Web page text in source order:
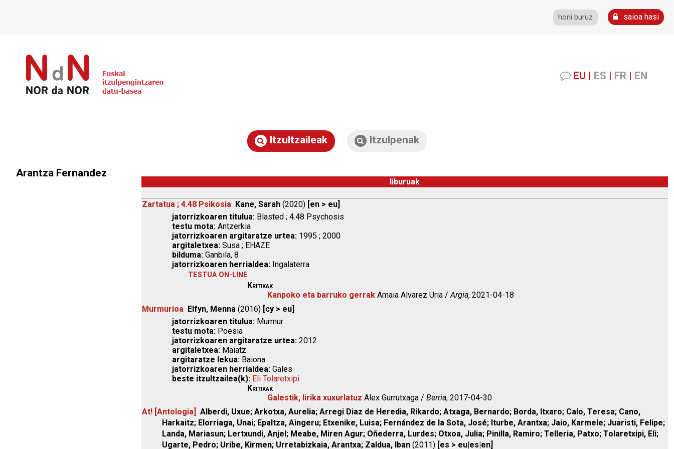
honi buruz saioa hasi
EU | ES | FR | EN
Itzultzaileak Itzulpenak
Arantza Fernandez
liburuak
Zartatua ; 4.48 Psikosia Kane, Sarah (2020) [en > eu]
jatorrizkoaren titulua: Blasted ; 4.48 Psychosis
testu mota: Antzerkia
jatorrizkoaren argitaratze urtea: 1995 ; 2000
argitaletxea: Susa ; EHAZE
bilduma: Ganbila, 8
jatorrizkoaren herrialdea: Ingalaterra
TESTUA ON-LINE
Kritikak
Kanpoko eta barruko gerrak Amaia Alvarez Uria /Argia, 2021-04-18
Murmurioa Elfyn, Menna (2016) [cy > eu]
jatorrizkoaren titulua: Murmur
testu mota: Poesia
jatorrizkoaren argitaratze urtea: 2012
argitaletxea: Maiatz
argitaratze lekua: Baiona
jatorrizkoaren herrialdea: Gales
beste itzultzailea(k): Eli Tolaretxipi
Kritikak
Galestik, lirika xuxurlatuz Alex Gurrutxaga / Berria, 2017-04-30
At! [Antologia] Alberdi, Uxue; Arkotxa, Aurelia; Arregi Diaz de Heredia, Rikardo; Atxaga, Bernardo; Borda, Itxaro; Calo, Teresa; Cano,
Harkaitz; Elorriaga, Unai; Epaltza, Aingeru; Etxenike, Luisa; Fernández de la Sota, José; Iturbe, Arantxa; Jaio, Karmele; Juaristi, Felipe;
Landa, Mariasun; Lertxundi, Anjel; Meabe, Miren Agur; Oñederra, Lurdes; Otxoa, Julia; Pinilla, Ramiro; Telleria, Patxo; Tolaretxipi, Eli;
Ugarte, Pedro; Uribe, Kirmen; Urretabizkaia, Arantxa; Zaldua, Iban (2011) [es > eu|es|en]